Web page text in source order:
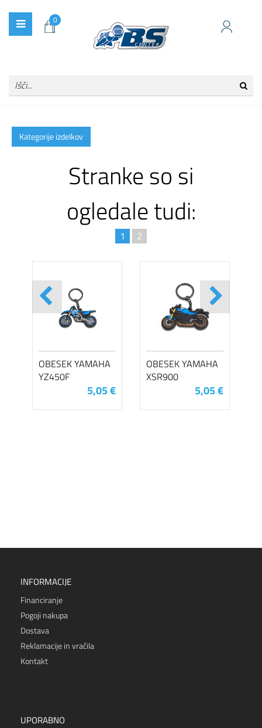
0
Kategorije izdelkov
Stranke so si
ogledale tudi:
1 2
OBESEK YAMAHA
YZ450F
5,05 €
OBESEK YAMAHA
XSR900
5,05 €
INFORMACIJE
Financiranje
Pogoji nakupa
Dostava
Reklamacije in vračila
Kontakt
UPORABNO